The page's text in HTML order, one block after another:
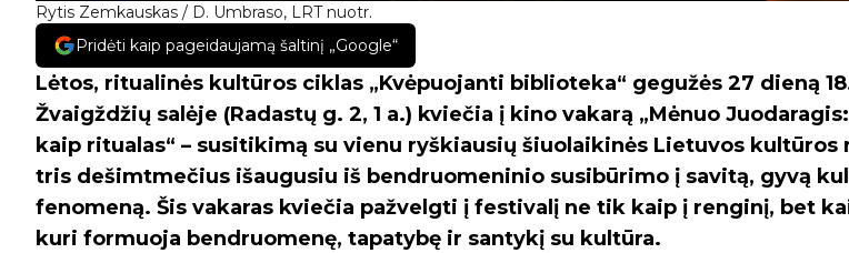
Rytis Zemkauskas / D. Umbraso, LRT nuotr.
Pridėti kaip pageidaujamą šaltinį „Google“
Lėtos, ritualinės kultūros ciklas „Kvėpuojanti biblioteka“ gegužės 27 dieną
Žvaigždžių salėje (Radastų g. 2, 1 a.) kviečia į kino vakarą „Mėnuo
kaip ritualas“ – susitikimą su vienu ryškiausių šiuolaikinės Lietuvos kultūros
tris dešimtmečius išaugusiu iš bendruomeninio susibūrimo į savitą, gyvą
fenomeną. Šis vakaras kviečia pažvelgti į festivalį ne tik kaip į renginį, bet
kuri formuoja bendruomenę, tapatybę ir santykį su kultūra.